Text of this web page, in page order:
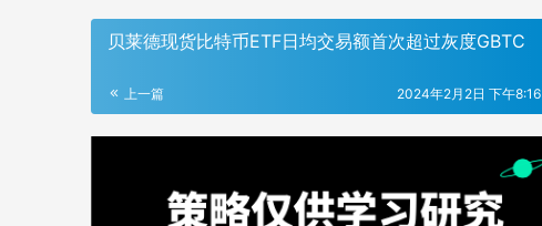
贝莱德现货比特币ETF日均交易额首次超过灰度GBTC
上一篇 2024年2月2日 下午8:16